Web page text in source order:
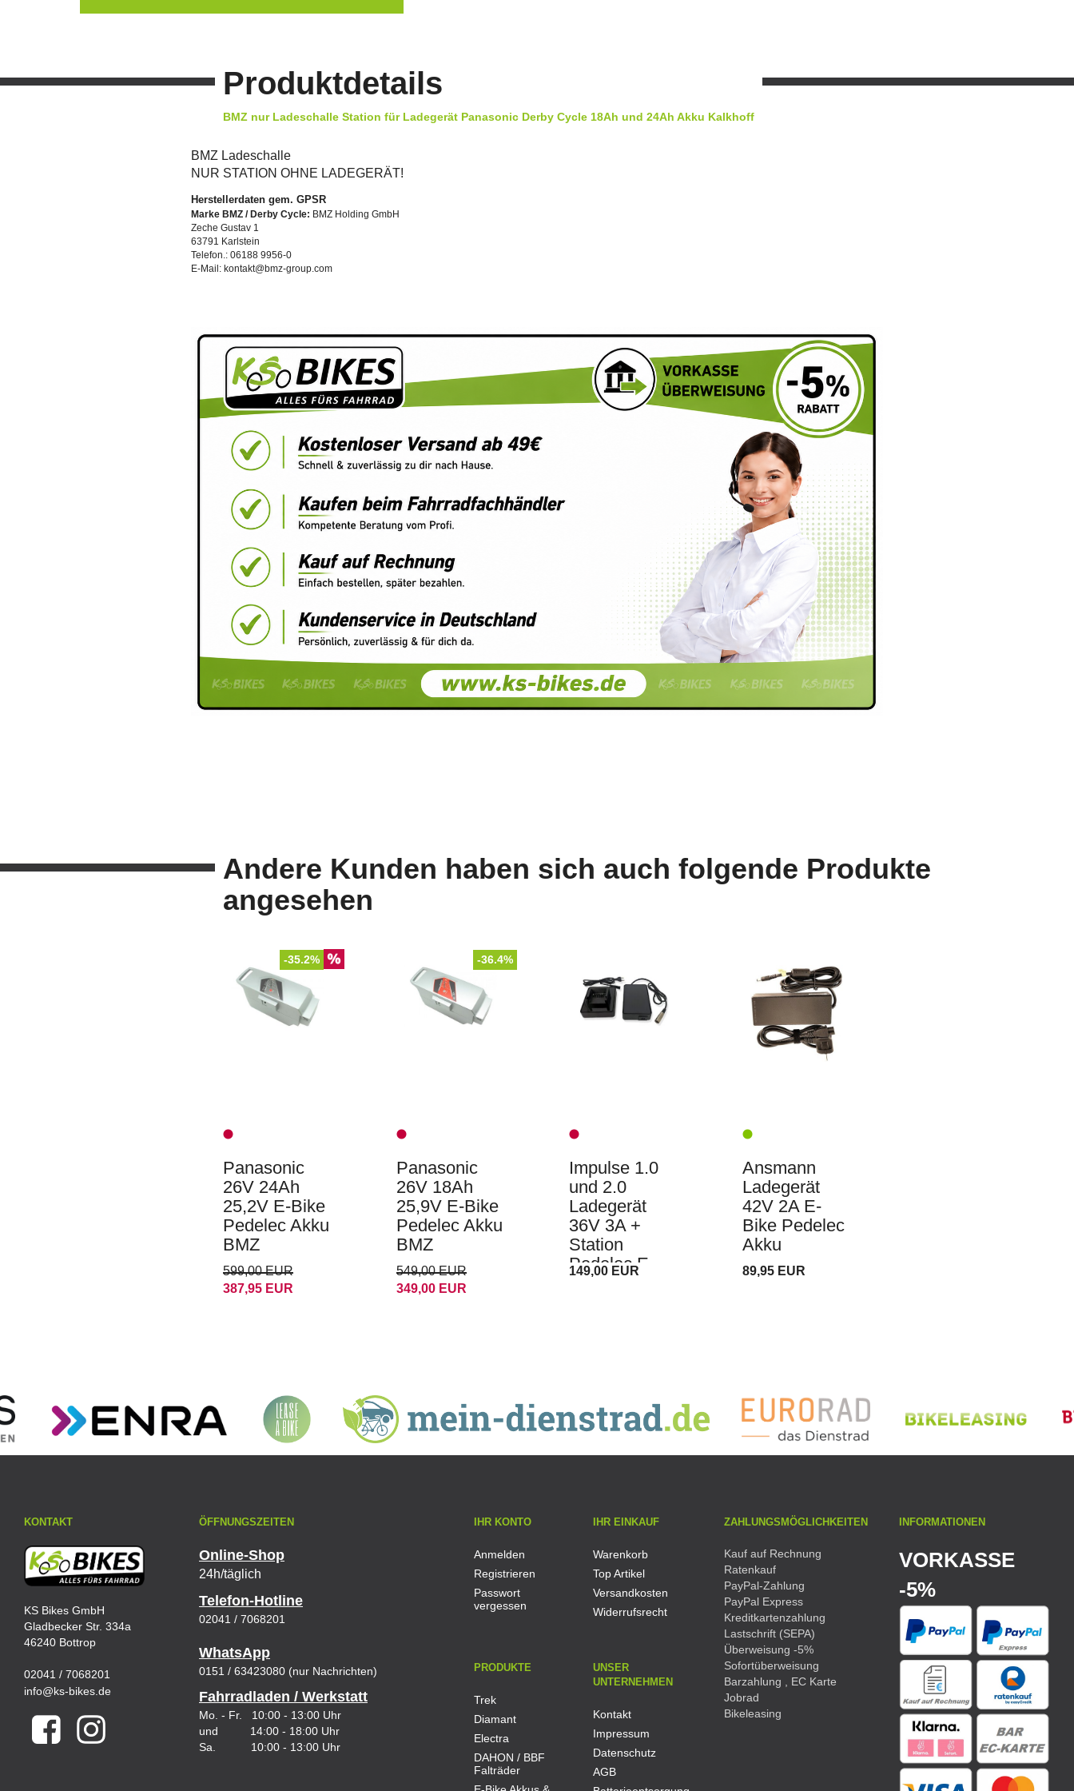
Produktdetails
BMZ nur Ladeschalle Station für Ladegerät Panasonic Derby Cycle 18Ah und 24Ah Akku Kalkhoff
BMZ Ladeschalle
NUR STATION OHNE LADEGERÄT!
Herstellerdaten gem. GPSR
Marke BMZ / Derby Cycle: BMZ Holding GmbH
Zeche Gustav 1
63791 Karlstein
Telefon.: 06188 9956-0
E-Mail: kontakt@bmz-group.com
Andere Kunden haben sich auch folgende Produkte
angesehen
-35.2%
Panasonic
26V 24Ah
25,2V E-Bike
Pedelec Akku
BMZ
599,00 EUR
387,95 EUR
-36.4%
Panasonic
26V 18Ah
25,9V E-Bike
Pedelec Akku
BMZ
549,00 EUR
349,00 EUR
Impulse 1.0
und 2.0
Ladegerät
36V 3A +
Station
Pedelec E-
Bike Kalkhoff
149,00 EUR
Ansmann
Ladegerät
42V 2A E-
Bike Pedelec
Akku
89,95 EUR
KONTAKT
KS Bikes GmbH
Gladbecker Str. 334a
46240 Bottrop
02041 / 7068201
info@ks-bikes.de
ÖFFNUNGSZEITEN
Online-Shop
24h/täglich
Telefon-Hotline
02041 / 7068201
WhatsApp
0151 / 63423080 (nur Nachrichten)
Fahrradladen / Werkstatt
Mo. - Fr. 10:00 - 13:00 Uhr
und 14:00 - 18:00 Uhr
Sa. 10:00 - 13:00 Uhr
IHR KONTO
Anmelden
Registrieren
Passwort
vergessen
IHR EINKAUF
Warenkorb
Top Artikel
Versandkosten
Widerrufsrecht
PRODUKTE
Trek
Diamant
Electra
DAHON / BBF
Falträder
UNSER
UNTERNEHMEN
Kontakt
Impressum
Datenschutz
AGB
ZAHLUNGSMÖGLICHKEITEN
Kauf auf Rechnung
Ratenkauf
PayPal-Zahlung
PayPal Express
Kreditkartenzahlung
Lastschrift (SEPA)
Überweisung -5%
Sofortüberweisung
Barzahlung , EC Karte
Jobrad
Bikeleasing
INFORMATIONEN
VORKASSE
-5%